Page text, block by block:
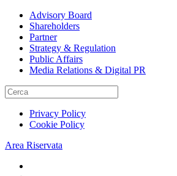
Advisory Board
Shareholders
Partner
Strategy & Regulation
Public Affairs
Media Relations & Digital PR
Privacy Policy
Cookie Policy
Area Riservata